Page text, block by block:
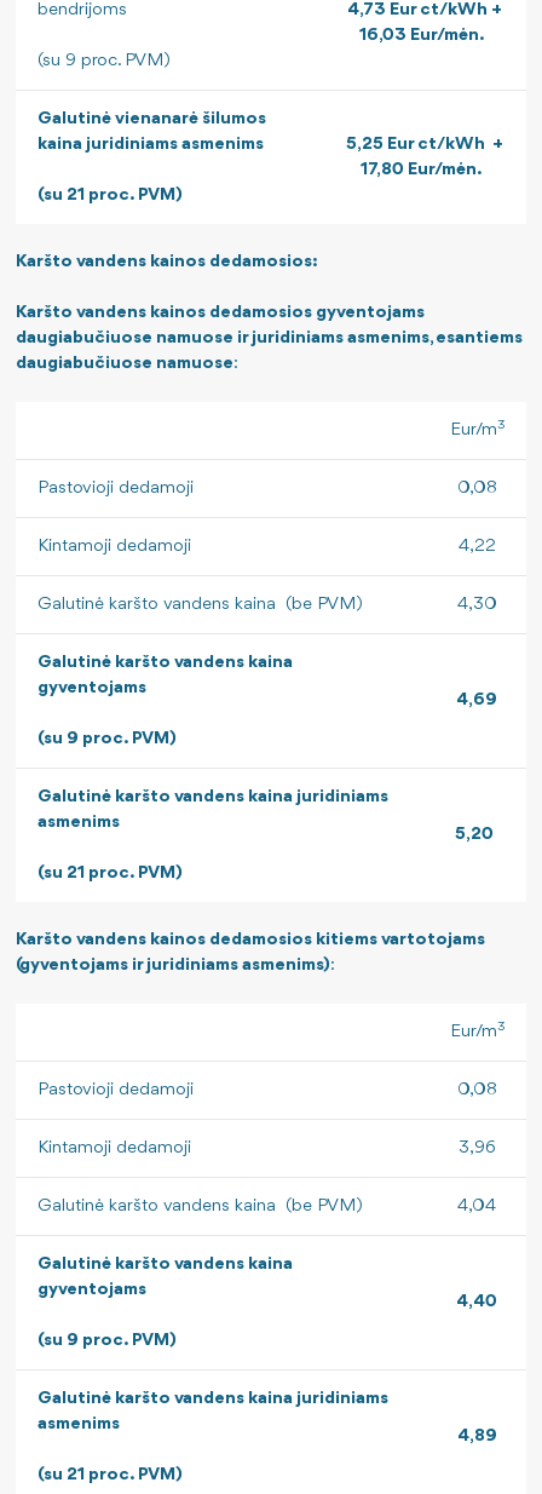
bendrijoms
(su 9 proc. PVM)
4,73 Eur ct/kWh +
16,03 Eur/mėn.
Galutinė vienanarė šilumos
kaina juridiniams asmenims
(su 21 proc. PVM)
5,25 Eur ct/kWh +
17,80 Eur/mėn.
Karšto vandens kainos dedamosios:
Karšto vandens kainos dedamosios gyventojams
daugiabučiuose namuose ir juridiniams asmenims, esantiems
daugiabučiuose namuose:
Eur/m3
Pastovioji dedamoji 0,08
Kintamoji dedamoji 4,22
Galutinė karšto vandens kaina (be PVM) 4,30
Galutinė karšto vandens kaina
gyventojams
(su 9 proc. PVM)
4,69
Galutinė karšto vandens kaina juridiniams
asmenims
(su 21 proc. PVM)
5,20
Karšto vandens kainos dedamosios kitiems vartotojams
(gyventojams ir juridiniams asmenims):
Eur/m3
Pastovioji dedamoji 0,08
Kintamoji dedamoji 3,96
Galutinė karšto vandens kaina (be PVM) 4,04
Galutinė karšto vandens kaina
gyventojams
(su 9 proc. PVM)
4,40
Galutinė karšto vandens kaina juridiniams
asmenims
(su 21 proc. PVM)
4,89